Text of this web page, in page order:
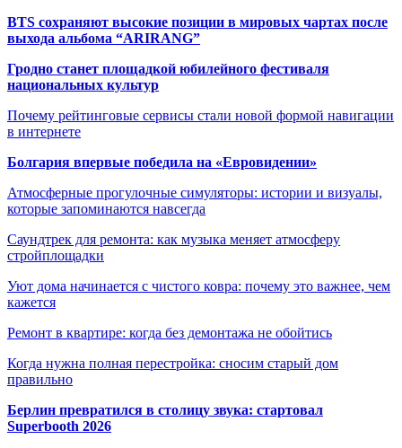
BTS сохраняют высокие позиции в мировых чартах после
выхода альбома “ARIRANG”
Гродно станет площадкой юбилейного фестиваля
национальных культур
Почему рейтинговые сервисы стали новой формой навигации
в интернете
Болгария впервые победила на «Евровидении»
Атмосферные прогулочные симуляторы: истории и визуалы,
которые запоминаются навсегда
Саундтрек для ремонта: как музыка меняет атмосферу
стройплощадки
Уют дома начинается с чистого ковра: почему это важнее, чем
кажется
Ремонт в квартире: когда без демонтажа не обойтись
Когда нужна полная перестройка: сносим старый дом
правильно
Берлин превратился в столицу звука: стартовал
Superbooth 2026